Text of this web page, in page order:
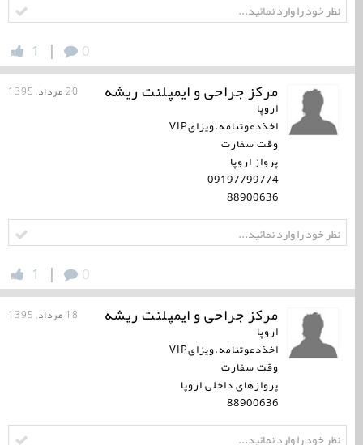
0
|
1
مرکز جراحی و ایمپلنت ریشه 20 مرداد, 1395
اروپا
اخذدعوتنامه.ویزایVIP
وقت سفارت
پرواز اروپا
09197799774
88900636
0
|
1
مرکز جراحی و ایمپلنت ریشه 18 مرداد, 1395
اروپا
اخذدعوتنامه.ویزایVIP
وقت سفارت
پروازهای داخلی اروپا
88900636